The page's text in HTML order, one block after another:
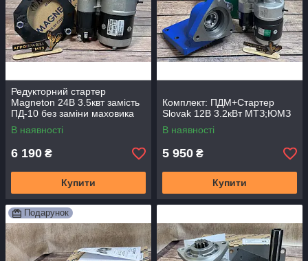
Редукторний стартер
Magneton 24В 3.5квт замість
ПД-10 без заміни маховика
МТЗ
В наявності
6 190 ₴
Купити
Комплект: ПДМ+Стартер
Slovak 12В 3.2кВт МТЗ;ЮМЗ
В наявності
5 950 ₴
Купити
Подарунок